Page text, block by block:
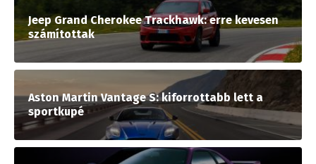
Jeep Grand Cherokee Trackhawk: erre kevesen
számítottak
Aston Martin Vantage S: kiforrottabb lett a
sportkupé